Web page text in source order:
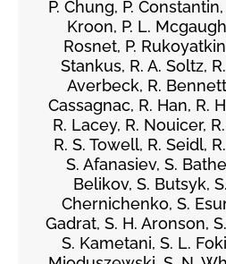
P. Chung, P.
Kroon, P. L.
Rosnet, P.
Stankus, R. A. Soltz,
Averbeck, R.
Cassagnac, R. Han, R.
R. Lacey, R. Nouicer,
R. S. Towell, R. Seidl,
S. Afanasiev, S.
Belikov, S. Butsyk,
Chernichenko, S.
Gadrat, S. H. Aronson,
S. Kametani, S. L.